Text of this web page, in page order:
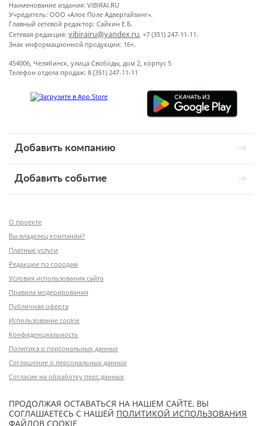
Наименование издания: VIBIRAI.RU
Учредитель: ООО «Алое Поле Адвертайзинг».
Главный сетевой редактор: Сайкин Е.Б.
Сетевая редакция: vibirairu@yandex.ru, +7 (351) 247-11-11.
Знак информационной продукции: 16+.
454006, Челябинск, улица Свободы, дом 2, корпус 5
Телефон отдела продаж: 8 (351) 247-11-11
Добавить компанию
Добавить событие
О проекте
Вы владелец компании?
Платные услуги
Редакции по городам
Условия использования сайта
Правила модерирования
Публичная оферта
Использование cookie
Конфиденциальность
Политика о персональных данных
Соглашение о персональных данных
Согласие на обработку перс.данных
ПРОДОЛЖАЯ ОСТАВАТЬСЯ НА НАШЕМ САЙТЕ, ВЫ
СОГЛАШАЕТЕСЬ С НАШЕЙ ПОЛИТИКОЙ ИСПОЛЬЗОВАНИЯ
ФАЙЛОВ COOKIE